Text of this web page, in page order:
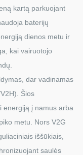
kartą parkuojant
baterijų
dienos metu ir
kai vairuotojo
dar vadinamas
Šios
energiją į namus arba
metu. Nors V2G
iššūkiais,
saulės